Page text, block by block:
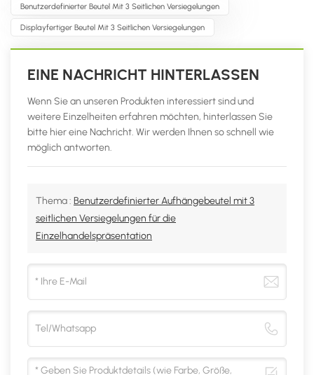
Benutzerdefinierter Beutel Mit 3 Seitlichen Versiegelungen
Displayfertiger Beutel Mit 3 Seitlichen Versiegelungen
EINE NACHRICHT HINTERLASSEN
Wenn Sie an unseren Produkten interessiert sind und
weitere Einzelheiten erfahren möchten, hinterlassen Sie
bitte hier eine Nachricht. Wir werden Ihnen so schnell wie
möglich antworten.
Thema : Benutzerdefinierter Aufhängebeutel mit 3
seitlichen Versiegelungen für die
Einzelhandelspräsentation